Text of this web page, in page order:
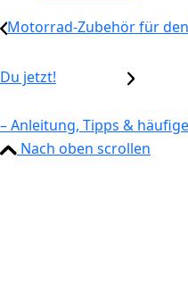
Motorrad-Zubehör für
Du jetzt!
– Anleitung, Tipps &
Nach oben scrollen